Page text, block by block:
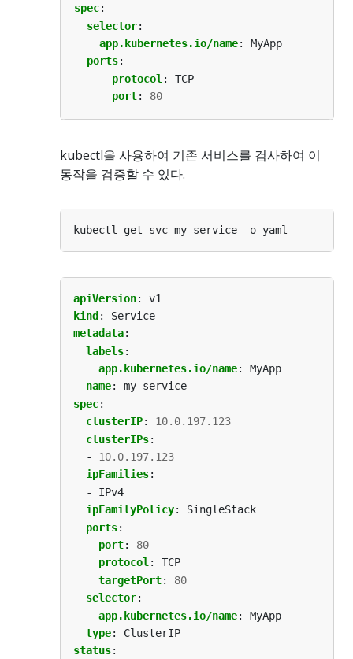
spec:
selector:
app.kubernetes.io/name:
MyApp
ports:
- protocol :
TCP
port: 80
kubectl을 사용하여 기존 서비스를 검사하여 이
동작을 검증할 수 있다.
apiVersion:
v1
kind :
Service
metadata:
labels:
app.kubernetes.io/name:
MyApp
name:
my-service
spec:
clusterIP:
10.0.197.123
clusterIPs:
- 10.0.197.123
ipFamilies:
- IPv4
ipFamilyPolicy:
SingleStack
ports:
- port:
80
protocol:
TCP
targetPort:
80
selector:
app.kubernetes.io/name:
MyApp
type:
ClusterIP
status: